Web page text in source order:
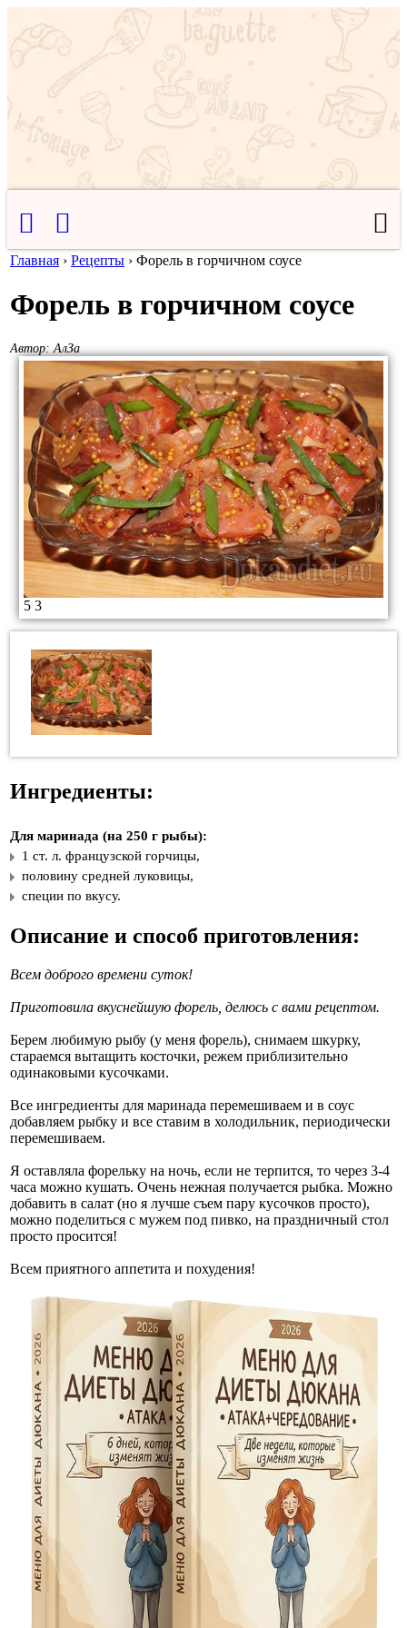
Главная › Рецепты › Форель в горчичном соусе
Форель в горчичном соусе
Автор: АлЗа
5 3
Ингредиенты:
Для маринада (на 250 г рыбы):
1 ст. л. французской горчицы,
половину средней луковицы,
специи по вкусу.
Описание и способ приготовления:
Всем доброго времени суток!
Приготовила вкуснейшую форель, делюсь с вами рецептом.
Берем любимую рыбу (у меня форель), снимаем шкурку,
стараемся вытащить косточки, режем приблизительно
одинаковыми кусочками.
Все ингредиенты для маринада перемешиваем и в соус
добавляем рыбку и все ставим в холодильник, периодически
перемешиваем.
Я оставляла форельку на ночь, если не терпится, то через 3-4
часа можно кушать. Очень нежная получается рыбка. Можно
добавить в салат (но я лучше съем пару кусочков просто),
можно поделиться с мужем под пивко, на праздничный стол
просто просится!
Всем приятного аппетита и похудения!